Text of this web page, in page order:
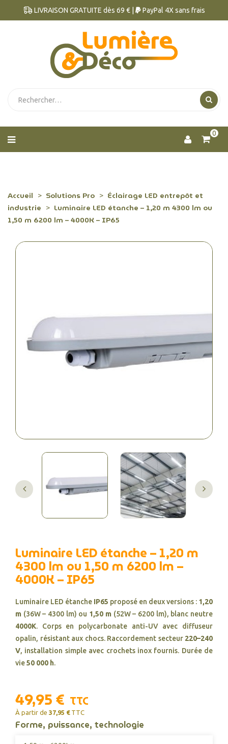
LIVRAISON GRATUITE dès 69 € | PayPal 4X sans frais
0
Accueil Solutions Pro
Éclairage LED entrepôt et
industrie
Luminaire LED étanche – 1,20 m 4300 lm ou
1,50 m 6200 lm – 4000K – IP65
Luminaire LED étanche – 1,20 m
4300 lm ou 1,50 m 6200 lm –
4000K – IP65
Luminaire LED étanche IP65 proposé en deux versions : 1,20
m (36W – 4300 lm) ou 1,50 m(52W – 6200 lm), blanc neutre
4000K. Corps en polycarbonate anti-UV avec diffuseur
opalin, résistant aux chocs. Raccordement secteur 220–240
V, installation simple avec crochets inox fournis. Durée de
vie50 000 h.
49,95 € TTC
À partir de 37,95 € TTC
Forme, puissance, technologie